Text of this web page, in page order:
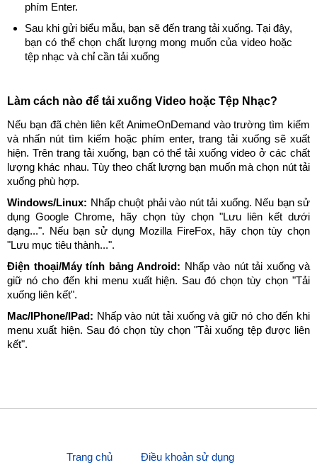
phím Enter.
Sau khi gửi biểu mẫu, bạn sẽ đến trang tải xuống. Tại đây,
bạn có thể chọn chất lượng mong muốn của video hoặc
tệp nhạc và chỉ cần tải xuống
Làm cách nào để tải xuống Video hoặc Tệp Nhạc?
Nếu bạn đã chèn liên kết AnimeOnDemand vào trường tìm kiếm
và nhấn nút tìm kiếm hoặc phím enter, trang tải xuống sẽ xuất
hiện. Trên trang tải xuống, bạn có thể tải xuống video ở các chất
lượng khác nhau. Tùy theo chất lượng bạn muốn mà chọn nút tải
xuống phù hợp.
Windows/Linux: Nhấp chuột phải vào nút tải xuống. Nếu bạn sử
dụng Google Chrome, hãy chọn tùy chọn "Lưu liên kết dưới
dạng...". Nếu bạn sử dụng Mozilla FireFox, hãy chọn tùy chọn
"Lưu mục tiêu thành...".
Điện thoại/Máy tính bảng Android: Nhấp vào nút tải xuống và
giữ nó cho đến khi menu xuất hiện. Sau đó chọn tùy chọn "Tải
xuống liên kết".
Mac/IPhone/IPad: Nhấp vào nút tải xuống và giữ nó cho đến khi
menu xuất hiện. Sau đó chọn tùy chọn "Tải xuống tệp được liên
kết".
Trang chủ Điều khoản sử dụng